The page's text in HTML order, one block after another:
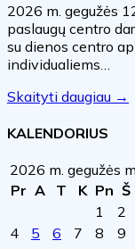
2026 m. gegužės
paslaugų centro
su dienos centro
individualiems…
Skaityti daugiau →
KALENDORIUS
2026 m. gegužės
Pr A T K Pn Š
1
2
4
5 6 7 8 9